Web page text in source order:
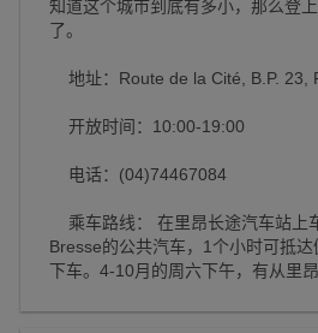
知道这个城市到底有多小，那么登
了。
地址：Route de la Cité, B.P. 23,
开放时间：10:00-19:00
电话：(04)74467084
乘车路线： 在里昂长途汽车站上
Bresse的公共汽车，1个小时可抵
下车。4-10月的周六下午，有从里